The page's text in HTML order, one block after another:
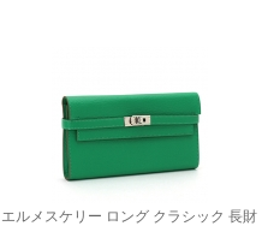
エルメスケリー ロング クラシック 長財